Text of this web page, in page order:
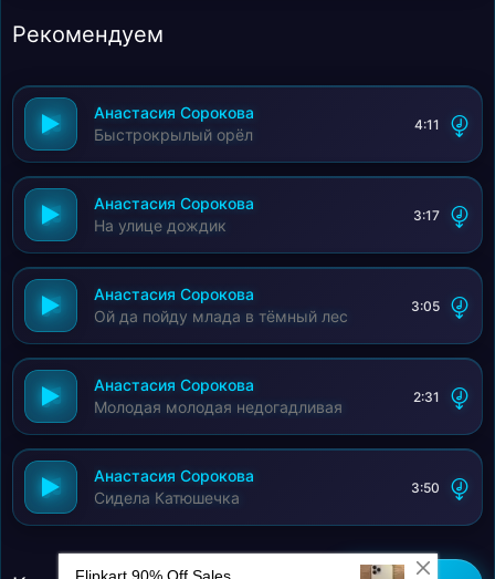
Рекомендуем
Анастасия Сорокова
Быстрокрылый орёл
4:11
Анастасия Сорокова
На улице дождик
3:17
Анастасия Сорокова
Ой да пойду млада в тёмный лес
3:05
Анастасия Сорокова
Молодая молодая недогадливая
2:31
Анастасия Сорокова
Сидела Катюшечка
3:50